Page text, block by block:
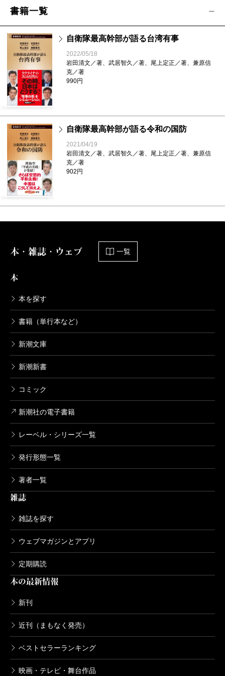
書籍一覧
自衛隊最高幹部が語る台湾有事
2022/05/18
岩田清文／著、武居智久／著、尾上定正／著、兼原信
克／著
990円
自衛隊最高幹部が語る令和の国防
2021/04/19
岩田清文／著、武居智久／著、尾上定正／著、兼原信
克／著
902円
本・雑誌・ウェブ 一覧
本
本を探す
書籍（単行本など）
新潮文庫
新潮新書
コミック
新潮社の電子書籍
レーベル・シリーズ一覧
発行形態一覧
著者一覧
雑誌
雑誌を探す
ウェブマガジンとアプリ
定期購読
本の最新情報
新刊
近刊（まもなく発売）
ベストセラーランキング
映画・テレビ・舞台作品